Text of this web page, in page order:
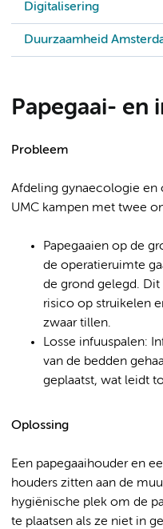
Digitalisering
Duurzaamheid
Papegaai- en
Probleem
Afdeling gynaecologie en
UMC kampen met twee
Papegaaien op de
de operatieruimte
de grond gelegd.
risico op struikelen
zwaar tillen.
Losse infuuspalen:
van de bedden
geplaatst, wat leidt
Oplossing
Een papegaaihouder en
houders zitten aan de
hygiënische plek om de
te plaatsen als ze niet in